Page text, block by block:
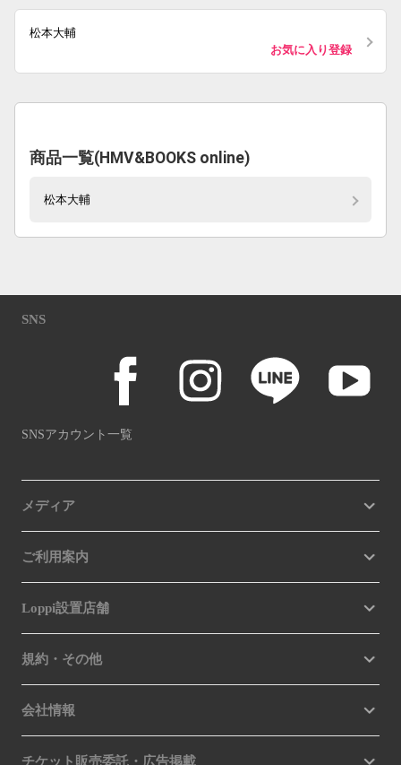
松本大輔
お気に入り登録
商品一覧(HMV&BOOKS online)
松本大輔
SNS
SNSアカウント一覧
メディア
ご利用案内
Loppi設置店舗
規約・その他
会社情報
チケット販売委託・広告掲載